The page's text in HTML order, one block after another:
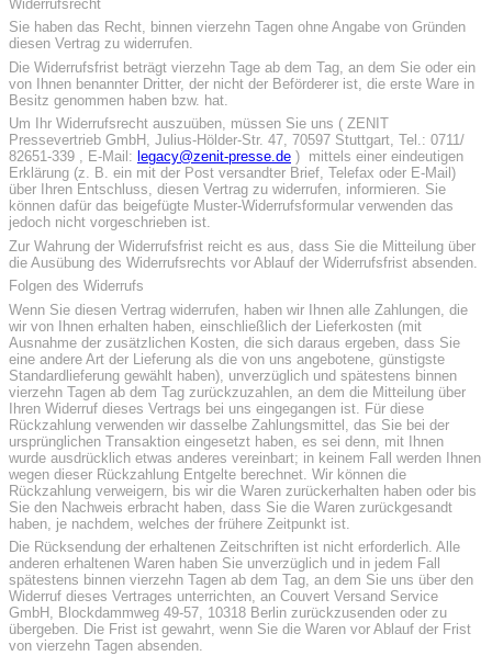
Widerrufsrecht
Sie haben das Recht, binnen vierzehn Tagen ohne Angabe von Gründen
diesen Vertrag zu widerrufen.
Die Widerrufsfrist beträgt vierzehn Tage ab dem Tag, an dem Sie oder ein
von Ihnen benannter Dritter, der nicht der Beförderer ist, die erste Ware in
Besitz genommen haben bzw. hat.
Um Ihr Widerrufsrecht auszuüben, müssen Sie uns ( ZENIT
Pressevertrieb GmbH, Julius-Hölder-Str. 47, 70597 Stuttgart, Tel.: 0711/
82651-339 , E-Mail: legacy@zenit-presse.de ) mittels einer eindeutigen
Erklärung (z. B. ein mit der Post versandter Brief, Telefax oder E-Mail)
über Ihren Entschluss, diesen Vertrag zu widerrufen, informieren. Sie
können dafür das beigefügte Muster-Widerrufsformular verwenden das
jedoch nicht vorgeschrieben ist.
Zur Wahrung der Widerrufsfrist reicht es aus, dass Sie die Mitteilung über
die Ausübung des Widerrufsrechts vor Ablauf der Widerrufsfrist absenden.
Folgen des Widerrufs
Wenn Sie diesen Vertrag widerrufen, haben wir Ihnen alle Zahlungen, die
wir von Ihnen erhalten haben, einschließlich der Lieferkosten (mit
Ausnahme der zusätzlichen Kosten, die sich daraus ergeben, dass Sie
eine andere Art der Lieferung als die von uns angebotene, günstigste
Standardlieferung gewählt haben), unverzüglich und spätestens binnen
vierzehn Tagen ab dem Tag zurückzuzahlen, an dem die Mitteilung über
Ihren Widerruf dieses Vertrags bei uns eingegangen ist. Für diese
Rückzahlung verwenden wir dasselbe Zahlungsmittel, das Sie bei der
ursprünglichen Transaktion eingesetzt haben, es sei denn, mit Ihnen
wurde ausdrücklich etwas anderes vereinbart; in keinem Fall werden Ihnen
wegen dieser Rückzahlung Entgelte berechnet. Wir können die
Rückzahlung verweigern, bis wir die Waren zurückerhalten haben oder bis
Sie den Nachweis erbracht haben, dass Sie die Waren zurückgesandt
haben, je nachdem, welches der frühere Zeitpunkt ist.
Die Rücksendung der erhaltenen Zeitschriften ist nicht erforderlich. Alle
anderen erhaltenen Waren haben Sie unverzüglich und in jedem Fall
spätestens binnen vierzehn Tagen ab dem Tag, an dem Sie uns über den
Widerruf dieses Vertrages unterrichten, an Couvert Versand Service
GmbH, Blockdammweg 49-57, 10318 Berlin zurückzusenden oder zu
übergeben. Die Frist ist gewahrt, wenn Sie die Waren vor Ablauf der Frist
von vierzehn Tagen absenden.